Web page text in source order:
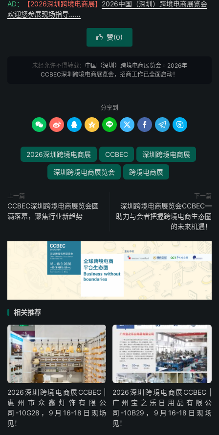
AD： 【2026深圳跨境电商展】 2026中国（深圳）跨境电商展览会
欢迎您参展现场指导……
 赞(0)
未经允许不得转载： 中国（深圳）跨境电商展览会» 2026年
CCBEC深圳跨境电商展览会，招商工作已全面启动！
分享到
        
2026深圳跨境电商展 CCBEC 深圳跨境电商展
深圳跨境电商展览会 跨境电商展
上一篇
CCBEC深圳跨境电商展览会圆
满落幕，聚焦行业新趋势
下一篇
深圳跨境电商展览会CCBEC—
助力与会者把握跨境电商生态圈
的未来机遇！
相关推荐
2026深圳跨境电商展CCBEC |
惠州市众鑫灯饰有限公
司-10G28，9月16-18日现场
见！
2026深圳跨境电商展CCBEC |
广州宝之乐日用品有限公
司-10B29，9月16-18日现场
见！